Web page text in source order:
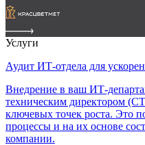
Услуги
Аудит ИТ-отдела для
Внедрение в ваш ИТ-
техническим директором
ключевых точек роста. Это
процессы и на их основе
компании.